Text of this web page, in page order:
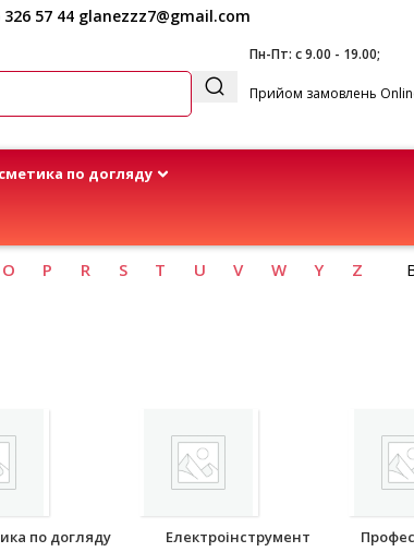
326 57 44 glanezzz7@gmail.com
Пн-Пт: с 9.00 - 19.00;
Прийом замовлень
по догляду
O P R S T U V W Y Z
по догляду Електроінструмент